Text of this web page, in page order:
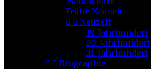
Frühe Neuzeit
  Neuzeit
19. Jahrhundert
20. Jahrhundert
21. Jahrhundert
  Biographie